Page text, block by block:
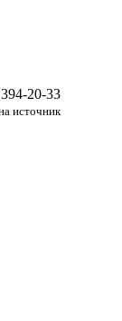
20-33
источник